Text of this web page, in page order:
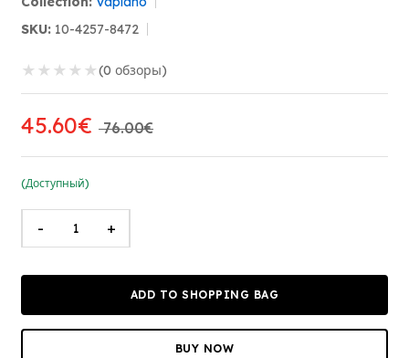
SKU: 10-4257-8472
★ ★ ★ ★ ★(0 обзоры)
45.60€ 76.00€
(Доступный)
- +
ADD TO SHOPPING BAG
BUY NOW